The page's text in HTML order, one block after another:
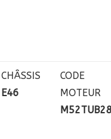
CHÂSSIS
E46
CODE
MOTEUR